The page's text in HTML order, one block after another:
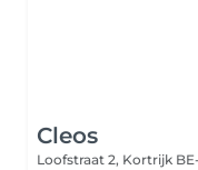
Cleos
Loofstraat 2, Kortrijk